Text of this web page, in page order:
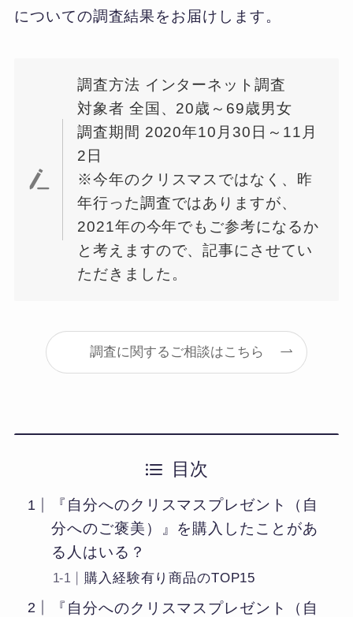
についての調査結果をお届けします。
調査方法 インターネット調査
対象者 全国、20歳～69歳男女
調査期間 2020年10月30日～11月
2日
※今年のクリスマスではなく、昨
年行った調査ではありますが、
2021年の今年でもご参考になるか
と考えますので、記事にさせてい
ただきました。
調査に関するご相談はこちら
目次
『自分へのクリスマスプレゼント（自
分へのご褒美）』を購入したことがあ
る人はいる？
購入経験有り商品のTOP15
『自分へのクリスマスプレゼント（自